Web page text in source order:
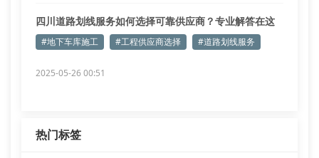
四川道路划线服务如何选择可靠供应商？专业解答在这
里#地下车库施工 #工程供应商选择 #道路划线服务
2025-05-26 00:51
热门标签